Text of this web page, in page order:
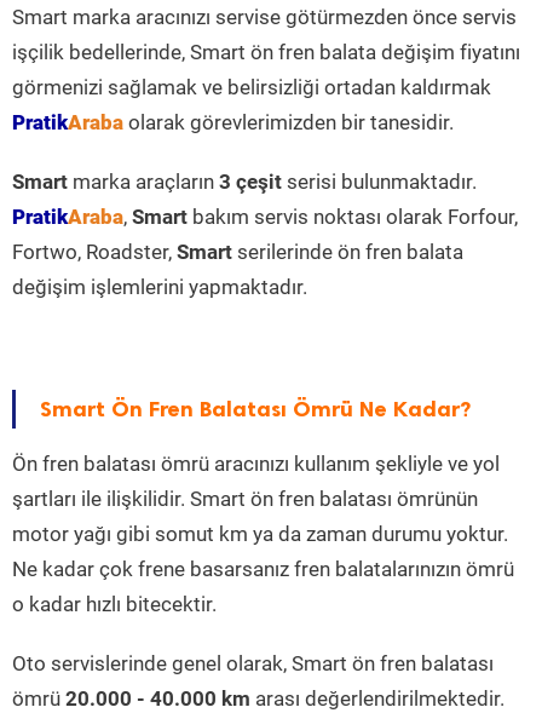
Smart marka aracınızı servise götürmezden önce servis
işçilik bedellerinde, Smart ön fren balata değişim fiyatını
görmenizi sağlamak ve belirsizliği ortadan kaldırmak
PratikAraba olarak görevlerimizden bir tanesidir.
Smart marka araçların 3 çeşit serisi bulunmaktadır.
PratikAraba, Smart bakım servis noktası olarak Forfour,
Fortwo, Roadster, Smart serilerinde ön fren balata
değişim işlemlerini yapmaktadır.
Smart Ön Fren Balatası Ömrü Ne Kadar?
Ön fren balatası ömrü aracınızı kullanım şekliyle ve yol
şartları ile ilişkilidir. Smart ön fren balatası ömrünün
motor yağı gibi somut km ya da zaman durumu yoktur.
Ne kadar çok frene basarsanız fren balatalarınızın ömrü
o kadar hızlı bitecektir.
Oto servislerinde genel olarak, Smart ön fren balatası
ömrü 20.000 - 40.000 km arası değerlendirilmektedir.